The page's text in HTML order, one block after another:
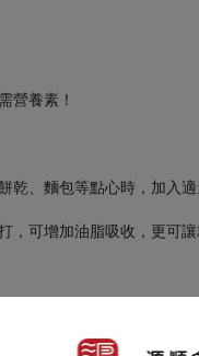
營養素！
、麵包等點心時，加入
可增加油脂吸收，更可讓